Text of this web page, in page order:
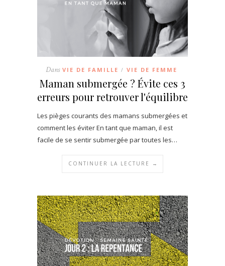
Dans VIE DE FAMILLE / VIE DE FEMME
Maman submergée ? Évite ces 3
erreurs pour retrouver l'équilibre
Les pièges courants des mamans submergées et
comment les éviter En tant que maman, il est
facile de se sentir submergée par toutes les…
CONTINUER LA LECTURE →